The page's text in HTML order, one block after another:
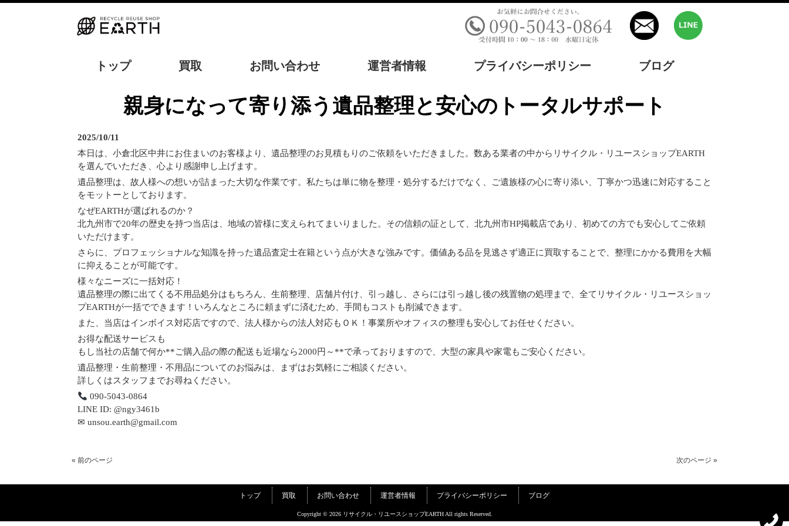
トップ 買取 お問い合わせ 運営者情報 プライバシーポリシー ブログ
親身になって寄り添う遺品整理と安心のトータルサポート
2025/10/11
本日は、小倉北区中井にお住まいのお客様より、遺品整理のお見積もりのご依頼をいただきました。数ある業者の中からリサイクル・リユースショップEARTH
を選んでいただき、心より感謝申し上げます。
遺品整理は、故人様への想いが詰まった大切な作業です。私たちは単に物を整理・処分するだけでなく、ご遺族様の心に寄り添い、丁寧かつ迅速に対応すること
をモットーとしております。
なぜEARTHが選ばれるのか？
北九州市で20年の歴史を持つ当店は、地域の皆様に支えられてまいりました。その信頼の証として、北九州市HP掲載店であり、初めての方でも安心してご依頼
いただけます。
さらに、プロフェッショナルな知識を持った遺品査定士在籍という点が大きな強みです。価値ある品を見逃さず適正に買取することで、整理にかかる費用を大幅
に抑えることが可能です。
様々なニーズに一括対応！
遺品整理の際に出てくる不用品処分はもちろん、生前整理、店舗片付け、引っ越し、さらには引っ越し後の残置物の処理まで、全てリサイクル・リユースショッ
プEARTHが一括でできます！いろんなところに頼まずに済むため、手間もコストも削減できます。
また、当店はインボイス対応店ですので、法人様からの法人対応もＯＫ！事業所やオフィスの整理も安心してお任せください。
お得な配送サービスも
もし当社の店舗で何か**ご購入品の際の配送も近場なら2000円～**で承っておりますので、大型の家具や家電もご安心ください。
遺品整理・生前整理・不用品についてのお悩みは、まずはお気軽にご相談ください。
詳しくはスタッフまでお尋ねください。
090-5043-0864
LINE ID: @ngy3461b
✉ unsou.earth@gmail.com
« 前のページ 次のページ »
トップ 買取 お問い合わせ 運営者情報 プライバシーポリシー ブログ
Copyright © 2026 リサイクル・リユースショップEARTH All rights Reserved.